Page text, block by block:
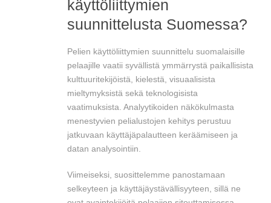
käyttöliittymien
suunnittelusta Suomessa?
Pelien käyttöliittymien suunnittelu suomalaisille
pelaajille vaatii syvällistä ymmärrystä paikallisista
kulttuuritekijöistä, kielestä, visuaalisista
mieltymyksistä sekä teknologisista
vaatimuksista. Analyytikoiden näkökulmasta
menestyvien pelialustojen kehitys perustuu
jatkuvaan käyttäjäpalautteen keräämiseen ja
datan analysointiin.
Viimeiseksi, suosittelemme panostamaan
selkeyteen ja käyttäjäystävällisyyteen, sillä ne